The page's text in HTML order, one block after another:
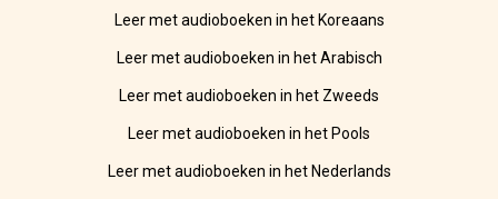
Leer met audioboeken in het Koreaans
Leer met audioboeken in het Arabisch
Leer met audioboeken in het Zweeds
Leer met audioboeken in het Pools
Leer met audioboeken in het Nederlands